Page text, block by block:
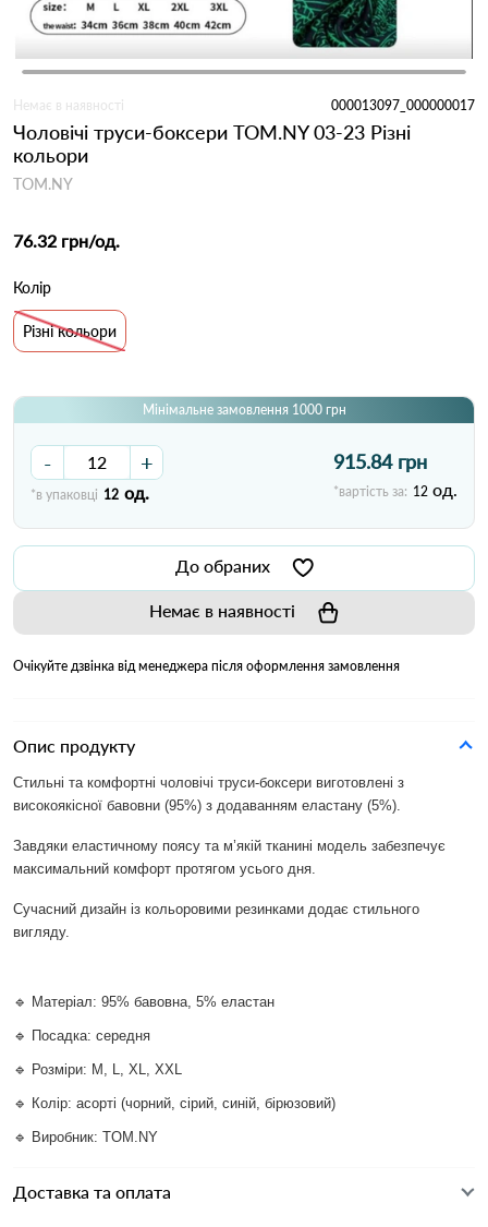
Немає в наявності 000013097_000000017
Чоловічі труси-боксери TOM.NY 03-23 Різні
кольори
TOM.NY
76.32 грн/од.
Колір
Різні кольори
Мінімальне замовлення 1000 грн
- +
*в упаковці 12 од.
915.84 грн
*вартість за: 12 од.
До обраних
Немає в наявності
Очікуйте дзвінка від менеджера після оформлення замовлення
Опис продукту
Стильні та комфортні чоловічі труси-боксери виготовлені з
високоякісної бавовни (95%) з додаванням еластану (5%).
Завдяки еластичному поясу та м’якій тканині модель забезпечує
максимальний комфорт протягом усього дня.
Сучасний дизайн із кольоровими резинками додає стильного
вигляду.
🔹 Матеріал: 95% бавовна, 5% еластан
🔹 Посадка: середня
🔹 Розміри: M, L, XL, XXL
🔹 Колір: асорті (чорний, сірий, синій, бірюзовий)
🔹 Виробник: TOM.NY
Доставка та оплата